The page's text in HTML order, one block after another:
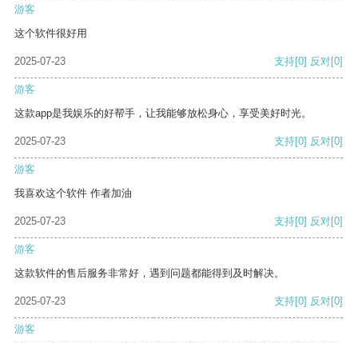
游客
这个软件很好用
2025-07-23 支持[0] 反对[0]
游客
这款app是我娱乐的好帮手，让我能够放松身心，享受美好时光。
2025-07-23 支持[0] 反对[0]
游客
我喜欢这个软件 作者加油
2025-07-23 支持[0] 反对[0]
游客
这款软件的售后服务非常好，遇到问题都能得到及时解决。
2025-07-23 支持[0] 反对[0]
游客